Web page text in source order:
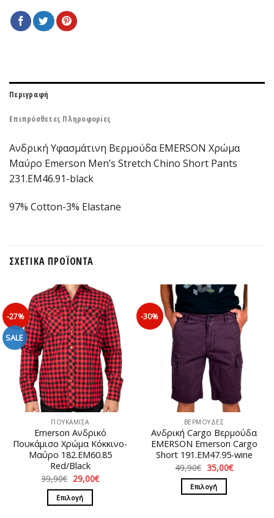
Περιγραφή
Επιπρόσθετες Πληροφορίες
Ανδρική Υφασμάτινη Βερμούδα EΜERSON Χρώμα
Μαύρο Emerson Men’s Stretch Chino Short Pants
231.EM46.91-black
97% Cotton-3% Elastane
ΣΧΕΤΙΚΆ ΠΡΟΪΌΝΤΑ
-27%
SALE
ΠΟΥΚΑΜΙΣΑ
Emerson Ανδρικό
Πουκάμισο Χρώμα Κόκκινο-
Μαύρο 182.ΕΜ60.85
Red/Black
39,90€ Original
price
was:
39,90€.
29,00€Η
τρέχουσα
Επιλογή
-30%
ΒΕΡΜΟΥΔΕΣ
Ανδρική Cargo Βερμούδα
EΜERSON Emerson Cargo
Short 191.EM47.95-wine
49,90€ Original
price
was:
49,90€.
35,00€Η
τρέχουσα
Επιλογή